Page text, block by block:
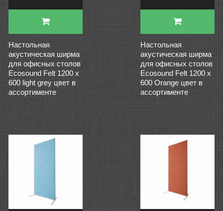
Настольная
акустическая ширма
для офисных столов
Ecosound Felt 1200 х
600 light grey цвет в
ассортименте
Настольная
акустическая ширма
для офисных столов
Ecosound Felt 1200 х
600 Orange цвет в
ассортименте